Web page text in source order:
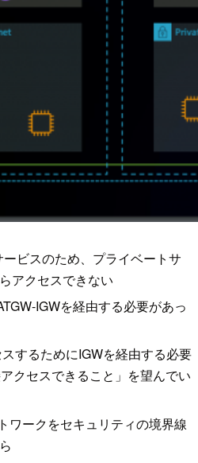
ビスのため、プライベートサ
アクセスできない
IGWを経由する必要があっ
するためにIGWを経由する必要
クセスできること」を望んでい
ワークをセキュリティの境界線